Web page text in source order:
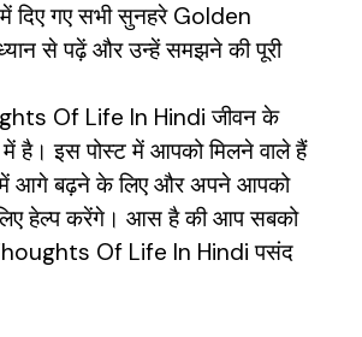
दिए गए सभी सुनहरे Golden
से पढ़ें और उन्हें समझने की पूरी
Of Life In Hindi जीवन के
में है। इस पोस्ट में आपको मिलने वाले हैं
आगे बढ़ने के लिए और अपने आपको
हेल्प करेंगे। आस है की आप सबको
Of Life In Hindi पसंद